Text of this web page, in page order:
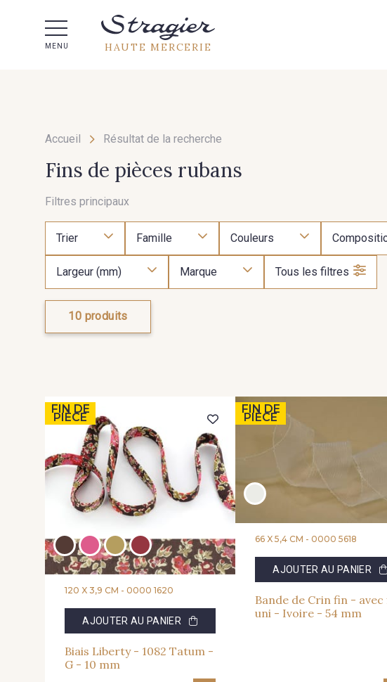
MENU HAUTE MERCERIE
Accueil Résultat de la recherche
Fins de pièces rubans
Filtres principaux
Trier Famille Couleurs
Largeur (mm) Marque Tous les filtres
10 produits
FIN DE
PIÈCE
120 X 3,9 CM - 0000 1620
AJOUTER AU PANIER
Biais Liberty - 1082 Tatum -
G - 10 mm
FIN DE
PIÈCE
66 X 5,4 CM - 0000 5618
AJOUTER AU PANIER
Bande de Crin fin -
uni - Ivoire - 54 mm